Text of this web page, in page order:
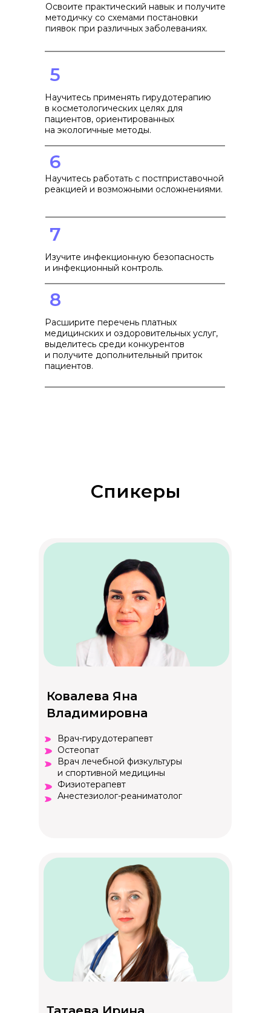
Освоите практический навык и получите
методичку со схемами постановки
пиявок при различных заболеваниях.
Научитесь применять гирудотерапию
в косметологических целях для
пациентов, ориентированных
на экологичные методы.
5
Научитесь работать с постприставочной
реакцией и возможными осложнениями.
6
Изучите инфекционную безопасность
и инфекционный контроль.
7
Расширите перечень платных
медицинских и оздоровительных услуг,
выделитесь среди конкурентов
и получите дополнительный приток
пациентов.
8
Спикеры
Ковалева Яна
Владимировна
Врач-гирудотерапевт
Остеопат
Врач лечебной физкультуры
и спортивной медицины
Физиотерапевт
Анестезиолог-реаниматолог